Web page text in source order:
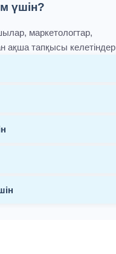
үшін?
маркетологтар,
ақша тапқысы келетіндер